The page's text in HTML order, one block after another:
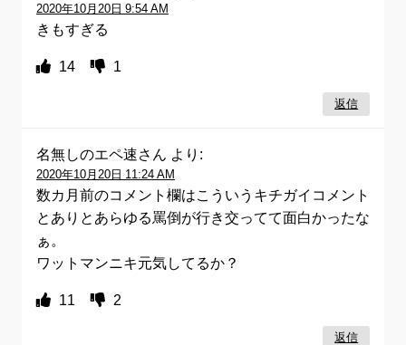
2020年10月20日 9:54 AM
きもすぎる
14 1
返信
名無しのエペ速さん より:
2020年10月20日 11:24 AM
数カ月前のコメント欄はこういうキチガイコメント
とありとあらゆる罵倒が行き交ってて面白かったな
ぁ。
ワットマンニキ元気してるか？
11 2
返信